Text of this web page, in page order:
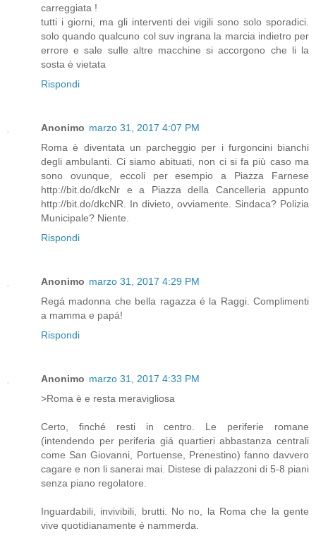
carreggiata !
tutti i giorni, ma gli interventi dei vigili sono solo sporadici.
solo quando qualcuno col suv ingrana la marcia indietro per
errore e sale sulle altre macchine si accorgono che li la
sosta è vietata
Rispondi
Anonimo marzo 31, 2017 4:07 PM
Roma è diventata un parcheggio per i furgoncini bianchi
degli ambulanti. Ci siamo abituati, non ci si fa più caso ma
sono ovunque, eccoli per esempio a Piazza Farnese
http://bit.do/dkcNr e a Piazza della Cancelleria appunto
http://bit.do/dkcNR. In divieto, ovviamente. Sindaca? Polizia
Municipale? Niente.
Rispondi
Anonimo marzo 31, 2017 4:29 PM
Regá madonna che bella ragazza é la Raggi. Complimenti
a mamma e papá!
Rispondi
Anonimo marzo 31, 2017 4:33 PM
>Roma è e resta meravigliosa
Certo, finché resti in centro. Le periferie romane
(intendendo per periferia giá quartieri abbastanza centrali
come San Giovanni, Portuense, Prenestino) fanno davvero
cagare e non li sanerai mai. Distese di palazzoni di 5-8 piani
senza piano regolatore.
Inguardabili, invivibili, brutti. No no, la Roma che la gente
vive quotidianamente é nammerda.